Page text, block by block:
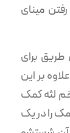
مینای
برای
بر این
لثه کمک
را در یک